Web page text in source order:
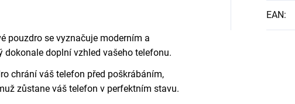
pouzdro se vyznačuje moderním a
dokonale doplní vzhled vašeho telefonu.
chrání váš telefon před poškrábáním,
zůstane váš telefon v perfektním stavu.
EAN: